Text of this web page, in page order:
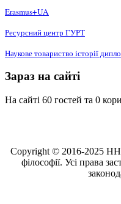
Erasmus+UA
Ресурсний центр ГУРТ
Наукове товариство історії
Зараз на сайті
На сайті 60 гостей та 0
Copyright © 2016-2025 ННІ
філософії. Усі права